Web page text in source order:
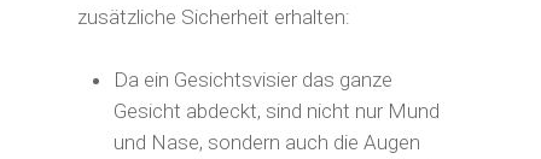
zusätzliche Sicherheit erhalten:
Da ein Gesichtsvisier das ganze
Gesicht abdeckt, sind nicht nur Mund
und Nase, sondern auch die Augen